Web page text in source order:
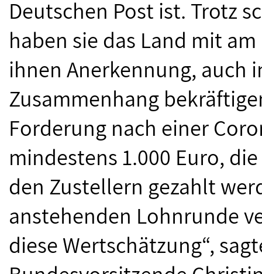
Deutschen Post ist. Trotz
haben sie das Land mit
ihnen Anerkennung, auch
Zusammenhang
Forderung nach einer
mindestens 1.000 Euro,
den Zustellern gezahlt
anstehenden Lohnrunde
diese Wertschätzung“,